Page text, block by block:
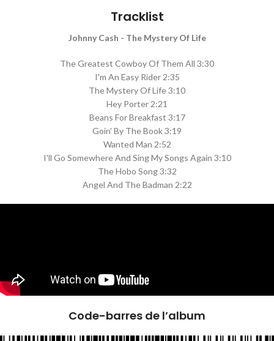
Tracklist
Johnny Cash - The Mystery Of Life
The Greatest Cowboy Of Them All 3:30
I'm An Easy Rider 2:35
The Mystery Of Life 3:10
Hey Porter 2:21
Beans For Breakfast 3:17
Goin' By The Book 3:19
Wanted Man 2:52
I'll Go Somewhere And Sing My Songs Again 3:10
The Hobo Song 3:32
Angel And The Badman 2:22
Code-barres de l’album